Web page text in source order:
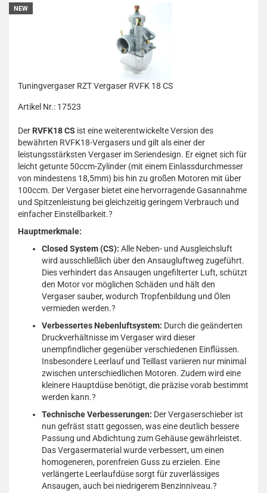
NEW
Tuningvergaser RZT Vergaser RVFK 18 CS
Artikel Nr.: 17523
Der RVFK18 CS ist eine weiterentwickelte Version des
bewährten RVFK18-Vergasers und gilt als einer der
leistungsstärksten Vergaser im Seriendesign. Er eignet sich für
leicht getunte 50ccm-Zylinder (mit einem Einlassdurchmesser
von mindestens 18,5mm) bis hin zu großen Motoren mit über
100ccm. Der Vergaser bietet eine hervorragende Gasannahme
und Spitzenleistung bei gleichzeitig geringem Verbrauch und
einfacher Einstellbarkeit.?
Hauptmerkmale:
Closed System (CS): Alle Neben- und Ausgleichsluft
wird ausschließlich über den Ansaugluftweg zugeführt.
Dies verhindert das Ansaugen ungefilterter Luft, schützt
den Motor vor möglichen Schäden und hält den
Vergaser sauber, wodurch Tropfenbildung und Ölen
vermieden werden.?
Verbessertes Nebenluftsystem: Durch die geänderten
Druckverhältnisse im Vergaser wird dieser
unempfindlicher gegenüber verschiedenen Einflüssen.
Insbesondere Leerlauf und Teillast variieren nur minimal
zwischen unterschiedlichen Motoren. Zudem wird eine
kleinere Hauptdüse benötigt, die präzise vorab bestimmt
werden kann.?
Technische Verbesserungen: Der Vergaserschieber ist
nun gefräst statt gegossen, was eine deutlich bessere
Passung und Abdichtung zum Gehäuse gewährleistet.
Das Vergasermaterial wurde verbessert, um einen
homogeneren, porenfreien Guss zu erzielen. Eine
verlängerte Leerlaufdüse sorgt für zuverlässiges
Ansaugen, auch bei niedrigerem Benzinniveau.?